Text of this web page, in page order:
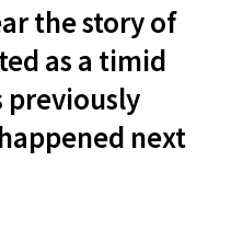
the story of
as a timid
previously
next